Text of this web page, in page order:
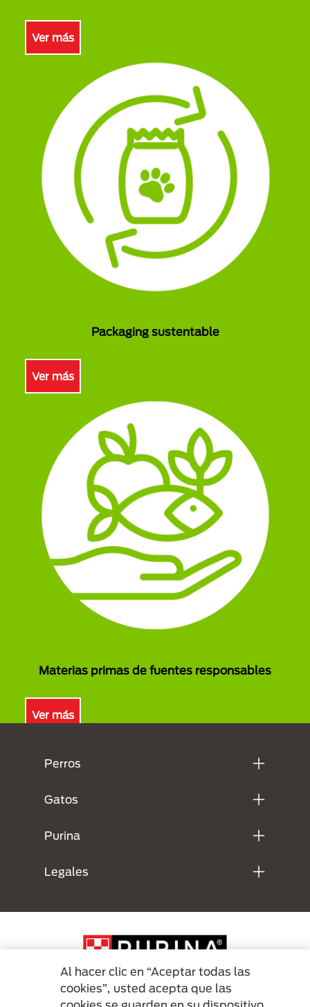
Ver más
Packaging sustentable
Ver más
Materias primas de fuentes responsables
Ver más
Perros
Gatos
Purina
Legales
Al hacer clic en “Aceptar todas las
cookies”, usted acepta que las